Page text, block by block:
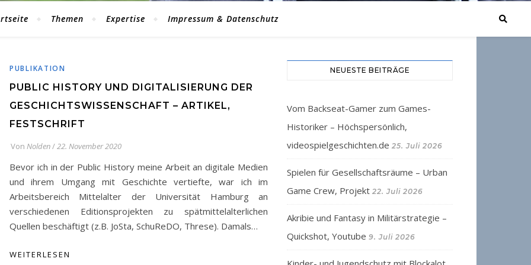
Themen Expertise Impressum & Datenschutz
PUBLIKATION
PUBLIC HISTORY UND DIGITALISIERUNG DER
GESCHICHTSWISSENSCHAFT – ARTIKEL,
FESTSCHRIFT
Von Nolden/22. November 2020
Bevor ich in der Public History meine Arbeit an digitale Medien
und ihrem Umgang mit Geschichte vertiefte, war ich im
Arbeitsbereich Mittelalter der Universität Hamburg an
verschiedenen Editionsprojekten zu spätmittelalterlichen
Quellen beschäftigt (z.B. JoSta, SchuReDO, Threse). Damals…
WEITERLESEN
NEUESTE BEITRÄGE
Vom Backseat-Gamer zum Games-
Historiker – Höchspersönlich,
videospielgeschichten.de 25. Juli 2026
Spielen für Gesellschaftsräume – Urban
Game Crew, Projekt 22. Juli 2026
Akribie und Fantasy in Militärstrategie –
Quickshot, Youtube 9. Juli 2026